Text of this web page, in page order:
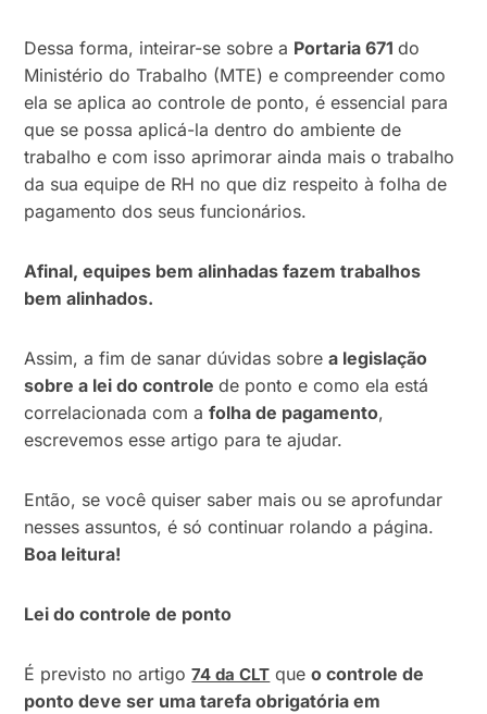
Dessa forma, inteirar-se sobre a Portaria 671do
Ministério do Trabalho (MTE) e compreender como
ela se aplica ao controle de ponto, é essencial para
que se possa aplicá-la dentro do ambiente de
trabalho e com isso aprimorar ainda mais o trabalho
da sua equipe de RH no que diz respeito à folha de
pagamento dos seus funcionários.
Afinal, equipes bem alinhadas fazem trabalhos
bem alinhados.
Assim, a fim de sanar dúvidas sobrea legislação
sobre a lei do controlede ponto e como ela está
correlacionada com afolha de pagamento,
escrevemos esse artigo para te ajudar.
Então, se você quiser saber mais ou se aprofundar
nesses assuntos, é só continuar rolando a página.
Boa leitura!
Lei do controle de ponto
É previsto no artigo74 da CLT queo controle de
ponto deve ser uma tarefa obrigatória em